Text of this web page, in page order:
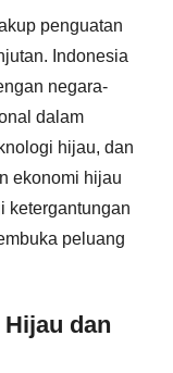
penguatan
Indonesia
negara-
dalam
hijau, dan
ekonomi hijau
ketergantungan
peluang
dan